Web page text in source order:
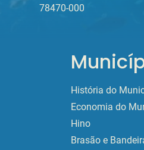
78470-000
História do
Economia do
Hino
Brasão e